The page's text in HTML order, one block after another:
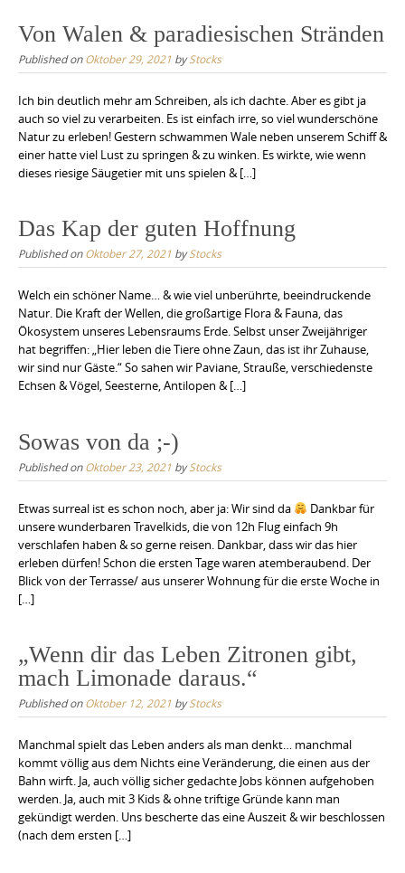
Von Walen & paradiesischen Stränden
Published onOktober 29, 2021 byStocks
Ich bin deutlich mehr am Schreiben, als ich dachte. Aber es gibt ja
auch so viel zu verarbeiten. Es ist einfach irre, so viel wunderschöne
Natur zu erleben! Gestern schwammen Wale neben unserem Schiff &
einer hatte viel Lust zu springen & zu winken. Es wirkte, wie wenn
dieses riesige Säugetier mit uns spielen & […]
Das Kap der guten Hoffnung
Published onOktober 27, 2021 byStocks
Welch ein schöner Name… & wie viel unberührte, beeindruckende
Natur. Die Kraft der Wellen, die großartige Flora & Fauna, das
Ökosystem unseres Lebensraums Erde. Selbst unser Zweijähriger
hat begriffen: „Hier leben die Tiere ohne Zaun, das ist ihr Zuhause,
wir sind nur Gäste.“ So sahen wir Paviane, Strauße, verschiedenste
Echsen & Vögel, Seesterne, Antilopen & […]
Sowas von da ;-)
Published onOktober 23, 2021 byStocks
Etwas surreal ist es schon noch, aber ja: Wir sind da
Dankbar für
unsere wunderbaren Travelkids, die von 12h Flug einfach 9h
verschlafen haben & so gerne reisen. Dankbar, dass wir das hier
erleben dürfen! Schon die ersten Tage waren atemberaubend. Der
Blick von der Terrasse/ aus unserer Wohnung für die erste Woche in
[…]
„Wenn dir das Leben Zitronen gibt,
mach Limonade daraus.“
Published onOktober 12, 2021 byStocks
Manchmal spielt das Leben anders als man denkt… manchmal
kommt völlig aus dem Nichts eine Veränderung, die einen aus der
Bahn wirft. Ja, auch völlig sicher gedachte Jobs können aufgehoben
werden. Ja, auch mit 3 Kids & ohne triftige Gründe kann man
gekündigt werden. Uns bescherte das eine Auszeit & wir beschlossen
(nach dem ersten […]